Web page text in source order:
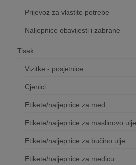
Prijevoz za vlastite potrebe
Naljepnice obavijesti i zabrane
Tisak
Vizitke - posjetnice
Cjenici
Etikete/naljepnice za med
Etikete/naljepnice za maslinovo ulje
Etikete/naljepnice za bučino ulje
Etikete/naljepnice za medicu